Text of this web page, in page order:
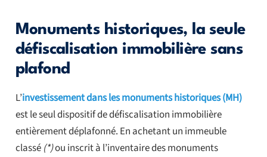
Monuments historiques, la seule
défiscalisation immobilière sans
plafond
L’investissement dans les monuments historiques (MH)
est le seul dispositif de défiscalisation immobilière
entièrement déplafonné. En achetant un immeuble
classé(*)ou inscrit à l’inventaire des monuments